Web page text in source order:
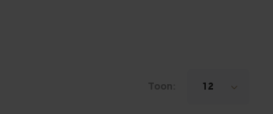
Toon: 12